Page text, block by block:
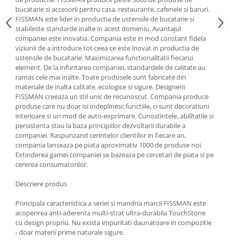
Oale si cratite
Tavi copt
Tigai
Vesela si tacamuri
Boluri
Farfurii
Scurgatoare vase
Seturi de tacamuri
Suporturi pentru tacamuri
Cani
Cesti
Pahare
Seturi vesela
Suporturi farfurii
Suporturi pahare, cesti, cani
Untiere
bucatarie si accesorii pentru casa, restaurante, cafenele si baruri.
FISSMAN este lider in productia de ustensile de bucatarie si
stabileste standarde inalte in acest domeniu. Avantajul
companiei este inovatia. Compania este in mod constant fidela
viziunii de a introduce tot ceea ce este inovat in productia de
ustensile de bucatarie. Maximizarea functionalitatii fiecarui
element. De la infiintarea companiei, standardele de calitate au
ramas cele mai inalte. Toate produsele sunt fabricate din
materiale de inalta calitate, ecologice si sigure. Designerii
FISSMAN creeaza un stil unic de recunoscut. Compania produce
produse care nu doar isi indeplinesc functiile, ci sunt decoratiuni
interioare si un mod de auto-exprimare. Cunostintele, abilitatile si
persistenta stau la baza principiilor dezvoltarii durabile a
companiei. Raspunzand cerintelor clientilor in fiecare an,
compania lanseaza pe piata aproximativ 1000 de produse noi.
Extinderea gamei companiei se bazeaza pe cercetari de piata si pe
cererea consumatorilor.
Descriere produs
Principala caracteristica a seriei si mandria marcii FISSMAN este
acoperirea anti-aderenta multi-strat ultra-durabila TouchStone
cu design propriu. Nu exista impuritati daunatoare in compozitie
- doar materii prime naturale sigure.